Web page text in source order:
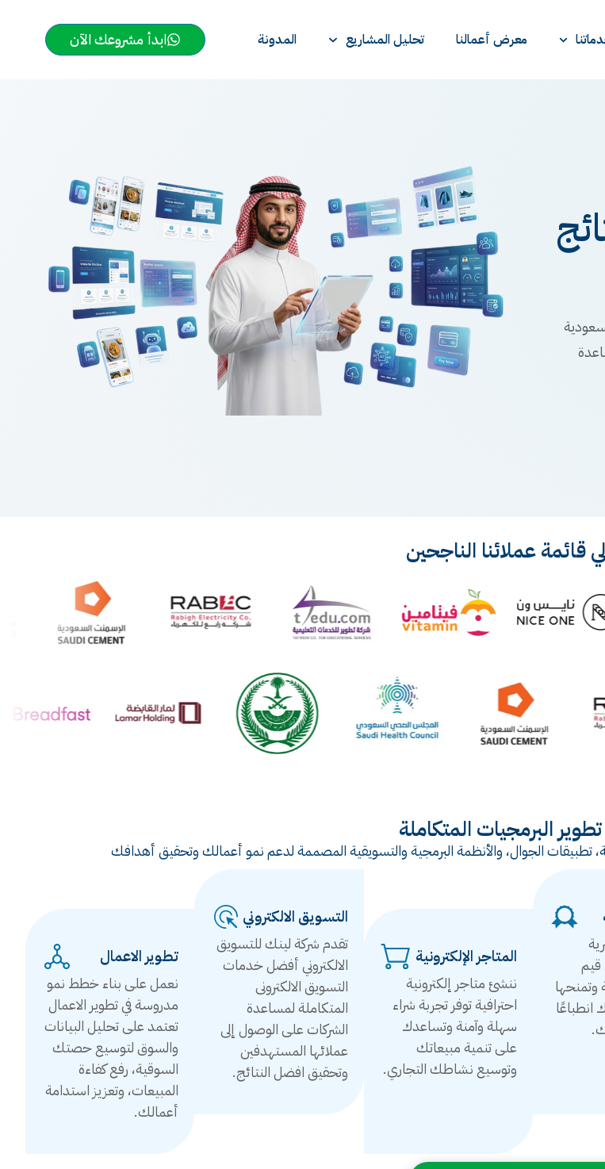
معرض أعمالنا تحليل المشاريع المدونة ابدأ مشروعك الآن
قائمة عملائنا الناجحين
البرمجيات المتكاملة
تطبيقات الجوال، والأنظمة البرمجية والتسويقية المصممة لدعم نمو أعمالك وتحقيق أهدافك
وتمنحها
انطباعًا
المتاجر الإلكترونية
ننشئ متاجر إلكترونية
احترافية توفر تجربة شراء
سهلة وآمنة وتساعدك
على تنمية مبيعاتك
وتوسيع نشاطك التجاري.
التسويق الالكتروني
تقدم شركة لينك للتسويق
الالكتروني أفضل خدمات
التسويق الالكترونى
المتكاملة لمساعدة
الشركات على الوصول إلى
عملائها المستهدفين
وتحقيق افضل النتائج.
تطوير الاعمال
نعمل على بناء خطط نمو
مدروسة في تطوير الاعمال
تعتمد على تحليل البيانات
والسوق لتوسيع حصتك
السوقية، رفع كفاءة
المبيعات، وتعزيز استدامة
أعمالك.